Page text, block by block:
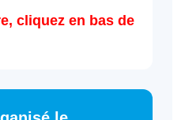
cliquez en bas de